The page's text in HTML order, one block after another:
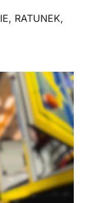
, RATUNEK,